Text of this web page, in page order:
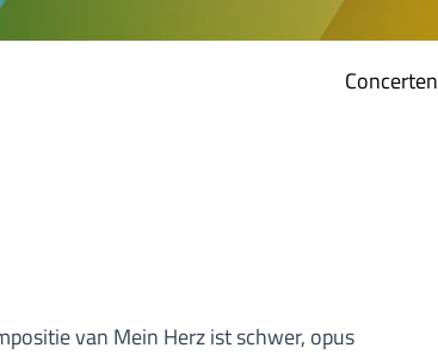
Concerten
van Mein Herz ist schwer, opus